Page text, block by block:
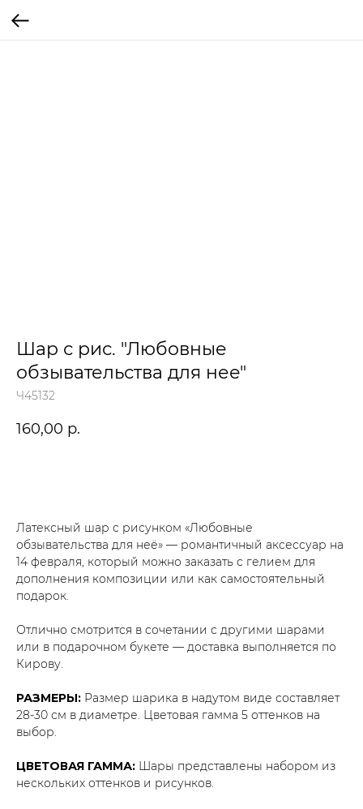
Шар с рис. "Любовные
обзывательства для нее"
Ч45132
160,00 р.
Латексный шар с рисунком «Любовные
обзывательства для неё» — романтичный аксессуар на
14 февраля, который можно заказать с гелием для
дополнения композиции или как самостоятельный
подарок.
Отлично смотрится в сочетании с другими шарами
или в подарочном букете — доставка выполняется по
Кирову.
РАЗМЕРЫ: Размер шарика в надутом виде составляет
28-30 см в диаметре. Цветовая гамма 5 оттенков на
выбор.
ЦВЕТОВАЯ ГАММА: Шары представлены набором из
нескольких оттенков и рисунков.